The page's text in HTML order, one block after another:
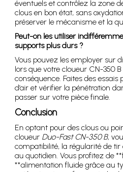
éventuels et contrôlez la zone
clous en bon état, sans
préserver le mécanisme et la
Peut-on les utiliser
supports plus durs ?
Vous pouvez les employer sur
lors que votre cloueur CN-350
conséquence. Faites des essais
d’air et vérifier la pénétration
passer sur votre pièce finale.
Conclusion
En optant pour des clous ou
cloueur Duo-Fast CN-350 B,
compatibilité, la régularité de tir
au quotidien. Vous profitez de
**alimentation fluide grâce au